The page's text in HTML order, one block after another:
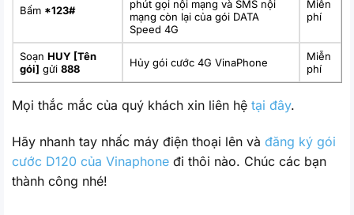
Bấm *123#
phút gọi nội mạng và SMS nội
mạng còn lại của gói DATA
Speed 4G
Miễn
phí
Soạn HUY [Tên
gói] gửi 888 Hủy gói cước 4G VinaPhone
Miễn
phí
Mọi thắc mắc của quý khách xin liên hệ tại đây.
Hãy nhanh tay nhấc máy điện thoại lên và đăng ký gói
cước D120 của Vinaphone đi thôi nào. Chúc các bạn
thành công nhé!